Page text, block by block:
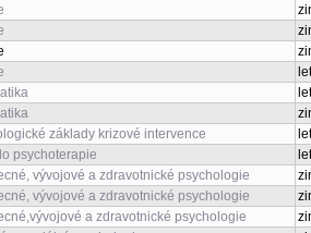
základy krizové intervence
psychoterapie
vývojové a zdravotnické psychologie
vývojové a zdravotnické psychologie
a zdravotnické psychologie